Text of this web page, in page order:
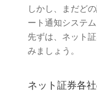
しかし、まだど
ート通知システ
先ずは、ネット
みましょう。
ネット証券各